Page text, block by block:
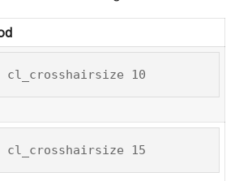
cl_crosshairsize 10
cl_crosshairsize 15